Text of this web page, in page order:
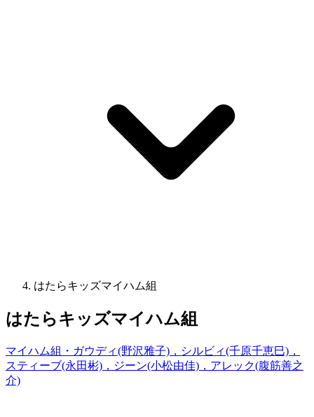
はたらキッズマイハム組
はたらキッズマイハム組
マイハム組・ガウディ(野沢雅子)，シルビィ(千原千恵巳)，
スティーブ(永田彬)，ジーン(小松由佳)，アレック(腹筋善之
介)